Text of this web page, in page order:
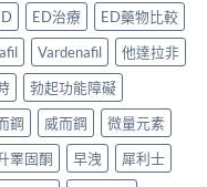
ED治療
ED藥物比較
Vardenafil
他達拉非
勃起功能障礙
鋼 威而鋼
微量元素
睪固酮 早洩
犀利士